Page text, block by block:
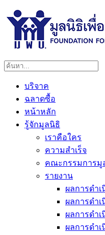
บริจาค
ฉลาดซื้อ
หน้าหลัก
รู้จักมูลนิธิ
เราคือใคร
ความสำเร็จ
คณะกรรมการมู
รายงาน
ผลการดำ
ผลการดำ
ผลการดำเ
ผลการดำ